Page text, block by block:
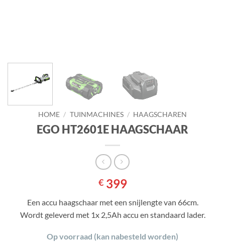
HOME / TUINMACHINES / HAAGSCHAREN
EGO HT2601E HAAGSCHAAR
€399
Een accu haagschaar met een snijlengte van 66cm.
Wordt geleverd met 1x 2,5Ah accu en standaard lader.
Op voorraad (kan nabesteld worden)